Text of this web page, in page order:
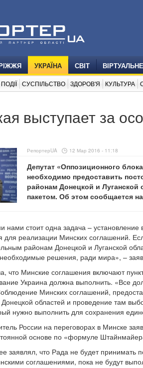
УКРАЇНА СВІТ
ПОДІЇ СУСПІЛЬСТВО ЗДОРОВ'Я КУЛЬТУРА
выступает за
РепортерUA 12 Мар 2016 - 11:18
Депутат «Оппозиционного
необходимо предоставить
районам Донецкой и
пакетом. Об этом сообщается
нами стоит одна задача –
для реализации Минских соглашений.
районам Донецкой и Луганской
решения, ради мира», –
что Минские соглашения включают
Украина должна выполнить. «Все
Минских соглашений,
областей и проведение там
нужно выполнить для сохранения
России на переговорах в Минске
основе по «формуле
заявлял, что Рада не будет принимать
соглашениями, пока не будут